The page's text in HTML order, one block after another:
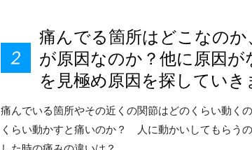
痛んでる箇所はどこなの
が原因なのか？他に原因
を見極め原因を探していき
痛んでいる箇所やその近くの関節はどのくらい動く
くらい動かすと痛いのか？ 人に動かいしてもらう